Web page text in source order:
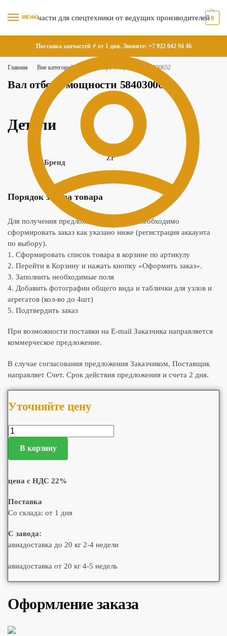
МЕНЮ 0
Поставка запчастей ⚡ от 1 дня. Звоните: +7 922 042 94 46
Главная / Вне категорий Вал отбора мощности 5840300652
Вал отбора мощности 5840300652
Детали
Бренд
ZF
Порядок заказа товара
Для получения предложения по товару необходимо
сформировать заказ как указано ниже (регистрация аккаунта
по выбору).
1. Сформировать список товара в корзине по артикулу
2. Перейти в Корзину и нажать кнопку «Оформить заказ».
3. Заполнить необходимые поля
4. Добавить фотографии общего вида и таблички для узлов и
агрегатов (кол-во до 4шт)
5. Подтвердить заказ
При возможности поставки на E-mail Заказчика направляется
коммерческое предложение.
В случае согласования предложения Заказчиком, Поставщик
направляет Счет. Срок действия предложения и счета 2 дня.
Уточняйте цену
В корзину
цена с НДС 22%
Поставка
Со склада: от 1 дня
С завода:
авиадоставка до 20 кг 2-4 недели
авиадоставка от 20 кг 4-5 недель
Оформление заказа